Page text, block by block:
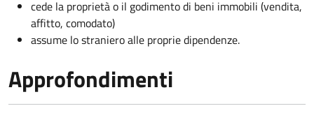
cede la proprietà o il godimento di beni immobili (vendita,
affitto, comodato)
assume lo straniero alle proprie dipendenze.
Approfondimenti